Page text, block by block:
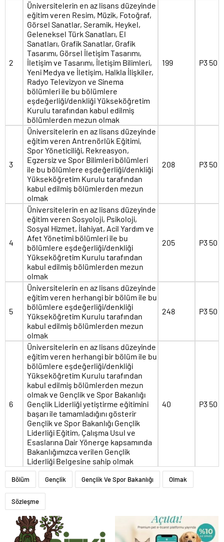
2
Üniversitelerin en az lisans düzeyinde
eğitim veren Resim, Müzik, Fotoğraf,
Görsel Sanatlar, Seramik, Heykel,
Geleneksel Türk Sanatları, El
Sanatları, Grafik Sanatlar, Grafik
Tasarımı, Görsel İletişim Tasarımı,
İletişim ve Tasarımı, İletişim Bilimleri,
Yeni Medya ve İletişim, Halkla İlişkiler,
Radyo Televizyon ve Sinema
bölümleri ile bu bölümlere
eşdeğerliği/denkliği Yükseköğretim
Kurulu tarafından kabul edilmiş
bölümlerden mezun olmak
199 P3 50
3
Üniversitelerin en az lisans düzeyinde
eğitim veren Antrenörlük Eğitimi,
Spor Yöneticiliği, Rekreasyon,
Egzersiz ve Spor Bilimleri bölümleri
ile bu bölümlere eşdeğerliği/denkliği
Yükseköğretim Kurulu tarafından
kabul edilmiş bölümlerden mezun
olmak
208 P3 50
4
Üniversitelerin en az lisans düzeyinde
eğitim veren Sosyoloji, Psikoloji,
Sosyal Hizmet, İlahiyat, Acil Yardım ve
Afet Yönetimi bölümleri ile bu
bölümlere eşdeğerliği/denkliği
Yükseköğretim Kurulu tarafından
kabul edilmiş bölümlerden mezun
olmak
205 P3 50
5
Üniversitelerin en az lisans düzeyinde
eğitim veren herhangi bir bölüm ile bu
bölümlere eşdeğerliği/denkliği
Yükseköğretim Kurulu tarafından
kabul edilmiş bölümlerden mezun
olmak
248 P3 50
6
Üniversitelerin en az lisans düzeyinde
eğitim veren herhangi bir bölüm ile bu
bölümlere eşdeğerliği/denkliği
Yükseköğretim Kurulu tarafından
kabul edilmiş bölümlerden mezun
olmak ve Gençlik ve Spor Bakanlığı
Gençlik Liderliği yetiştirme eğitimini
başarı ile tamamladığını gösterir
Gençlik ve Spor Bakanlığı Gençlik
Liderliği Eğitim, Çalışma Usul ve
Esaslarına Dair Yönerge kapsamında
Bakanlığımızca verilen Gençlik
Liderliği Belgesine sahip olmak
40 P3 50
Bölüm Gençlik Gençlik Ve Spor Bakanlığı Olmak
Sözleşme